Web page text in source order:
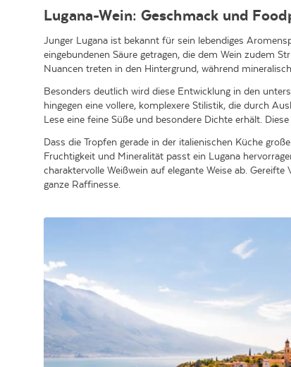
Lugana-Wein: Geschmack und
Junger Lugana ist bekannt für sein lebendiges
eingebundenen Säure getragen, die dem Wein zudem
Nuancen treten in den Hintergrund, während
Besonders deutlich wird diese Entwicklung in den
hingegen eine vollere, komplexere Stilistik, die durch
Lese eine feine Süße und besondere Dichte erhält.
Dass die Tropfen gerade in der italienischen Küche
Fruchtigkeit und Mineralität passt ein Lugana
charaktervolle Weißwein auf elegante Weise ab.
ganze Raffinesse.